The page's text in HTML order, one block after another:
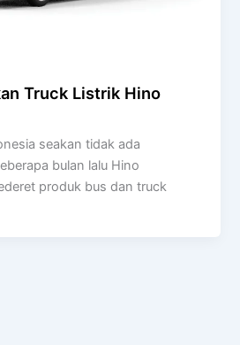
Truck Listrik Hino
seakan tidak ada
bulan lalu Hino
produk bus dan truck